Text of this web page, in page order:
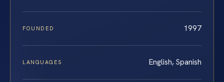
FOUNDED 1997
LANGUAGES English, Spanish